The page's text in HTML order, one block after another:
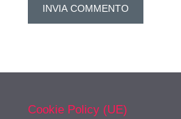
Cookie Policy (UE)